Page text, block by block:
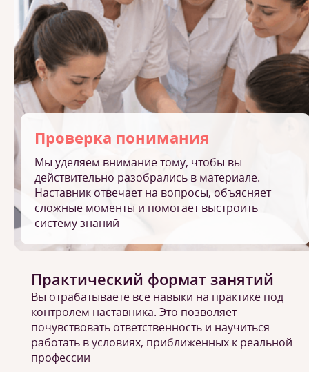
Проверка понимания
Мы уделяем внимание тому, чтобы вы
действительно разобрались в материале.
Наставник отвечает на вопросы, объясняет
сложные моменты и помогает выстроить
систему знаний
Практический формат занятий
Вы отрабатываете все навыки на практике под
контролем наставника. Это позволяет
почувствовать ответственность и научиться
работать в условиях, приближенных к реальной
профессии